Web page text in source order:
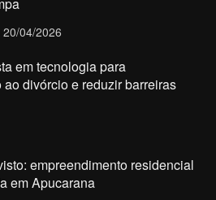
20/04/2026
em tecnologia para
divórcio e reduzir barreiras
empreendimento residencial
em Apucarana